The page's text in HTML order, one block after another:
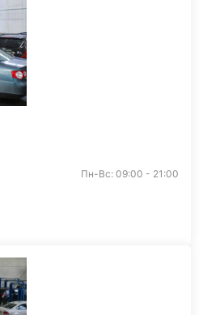
Пн-Вс: 09:00 - 21:00